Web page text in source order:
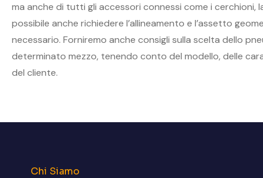
ma anche di tutti gli accessori connessi come i cerchioni,
possibile anche richiedere l’allineamento e l’assetto
necessario. Forniremo anche consigli sulla scelta dello
determinato mezzo, tenendo conto del modello, delle
del cliente.
Chi Siamo